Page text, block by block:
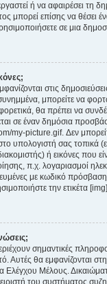
ή να αφαιρέσει τη
μπορεί επίσης να θέσει
σε μια
στις
συνημμένα, μπορείτε να
θα πρέπει να
σε έναν δημόσια
my-picture.gif. Δεν
υπολογιστή σας τοπικά
ή εικόνες που
π.χ. λογαριασμοί
με κωδικό
την ετικέτα
σημαντικές
Αυτές θα εμφανίζονται
Ελέγχου Μέλους.
του συστήματος